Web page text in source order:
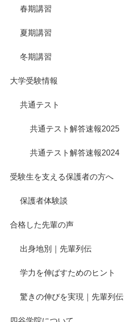
春期講習
夏期講習
冬期講習
大学受験情報
共通テスト
共通テスト解答速報2025
共通テスト解答速報2024
受験生を支える保護者の方へ
保護者体験談
合格した先輩の声
出身地別｜先輩列伝
学力を伸ばすためのヒント
驚きの伸びを実現｜先輩列伝